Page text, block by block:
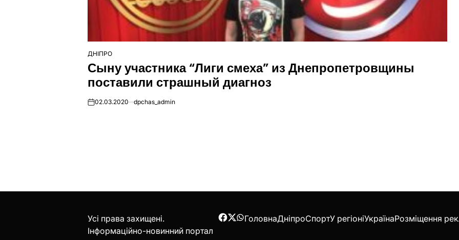
ОПУБЛІКУВАТИ
У
ДНІПРО
Сыну участника “Лиги смеха” из Днепропетровщины
поставили страшный диагноз
on02.03.2020 dpchas_admin
Усі права захищені.
Інформаційно-новинний портал
Facebook
Twitter
WhatsApp
ГоловнаДніпроСпортУ регіоніУкраїнаРозміщення